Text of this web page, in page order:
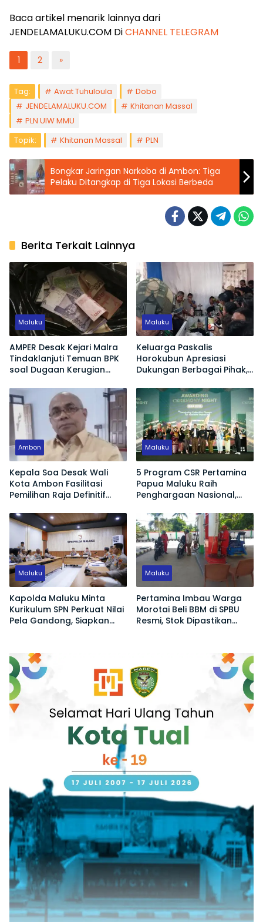
Baca artikel menarik lainnya dari
JENDELAMALUKU.COM DiCHANNEL TELEGRAM
1 2 »
Tag: Awat Tuhuloula
Dobo
JENDELAMALUKU.COM
Khitanan Massal
PLN UIW MMU
Topik:
Khitanan Massal PLN
Bongkar Jaringan Narkoba di Ambon: Tiga
Pelaku Ditangkap di Tiga Lokasi Berbeda
Berita Terkait Lainnya
Maluku
AMPER Desak Kejari Malra
Tindaklanjuti Temuan BPK
soal Dugaan Kerugian
Langgur
Maluku
Keluarga Paskalis
Horokubun Apresiasi
Dukungan Berbagai Pihak,
Adik Korban Tetap
Terjamin
Ambon
Kepala Soa Desak Wali
Kota Ambon Fasilitasi
Pemilihan Raja Definitif
Maluku
5 Program CSR Pertamina
Papua Maluku Raih
Penghargaan Nasional,
Ekonomi hingga Konservasi
Lingkungan
Maluku
Kapolda Maluku Minta
Kurikulum SPN Perkuat Nilai
Pela Gandong, Siapkan
Maluku
Pertamina Imbau Warga
Morotai Beli BBM di SPBU
Resmi, Stok Dipastikan